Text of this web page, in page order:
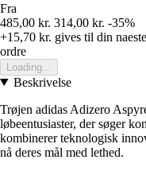
Fra
485,00 kr. 314,00 kr. -35%
+15,70 kr. gives til din
ordre
Loading...
Beskrivelse
Trøjen adidas Adizero
løbeentusiaster, der søger
kombinerer teknologisk
nå deres mål med lethed.